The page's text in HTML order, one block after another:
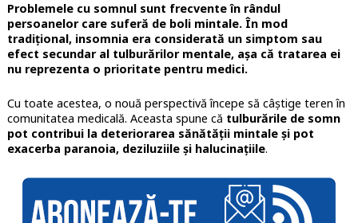
Problemele cu somnul sunt frecvente în rândul
persoanelor care suferă de boli mintale. În mod
tradițional, insomnia era considerată un simptom sau
efect secundar al tulburărilor mentale, așa că tratarea ei
nu reprezenta o prioritate pentru medici.
Cu toate acestea, o nouă perspectivă începe să câștige teren în
comunitatea medicală. Aceasta spune că tulburările de somn
pot contribui la deteriorarea sănătății mintale și pot
exacerba paranoia, deziluziile și halucinațiile.